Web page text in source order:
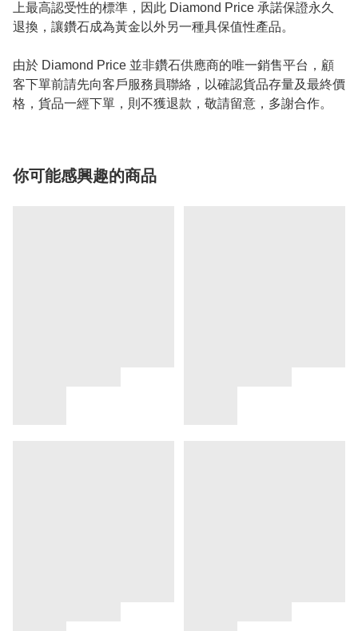
上最高認受性的標準，因此 Diamond Price 承諾保證永久
退換，讓鑽石成為黃金以外另一種具保值性產品。
由於 Diamond Price 並非鑽石供應商的唯一銷售平台，顧
客下單前請先向客戶服務員聯絡，以確認貨品存量及最終價
格，貨品一經下單，則不獲退款，敬請留意，多謝合作。
你可能感興趣的商品